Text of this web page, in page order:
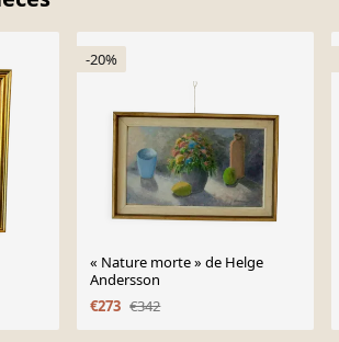
-20%
« Nature morte » de Helge
Andersson
€273 €342